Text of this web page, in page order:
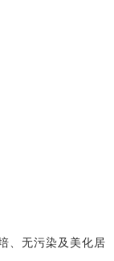
、无污染及美化居